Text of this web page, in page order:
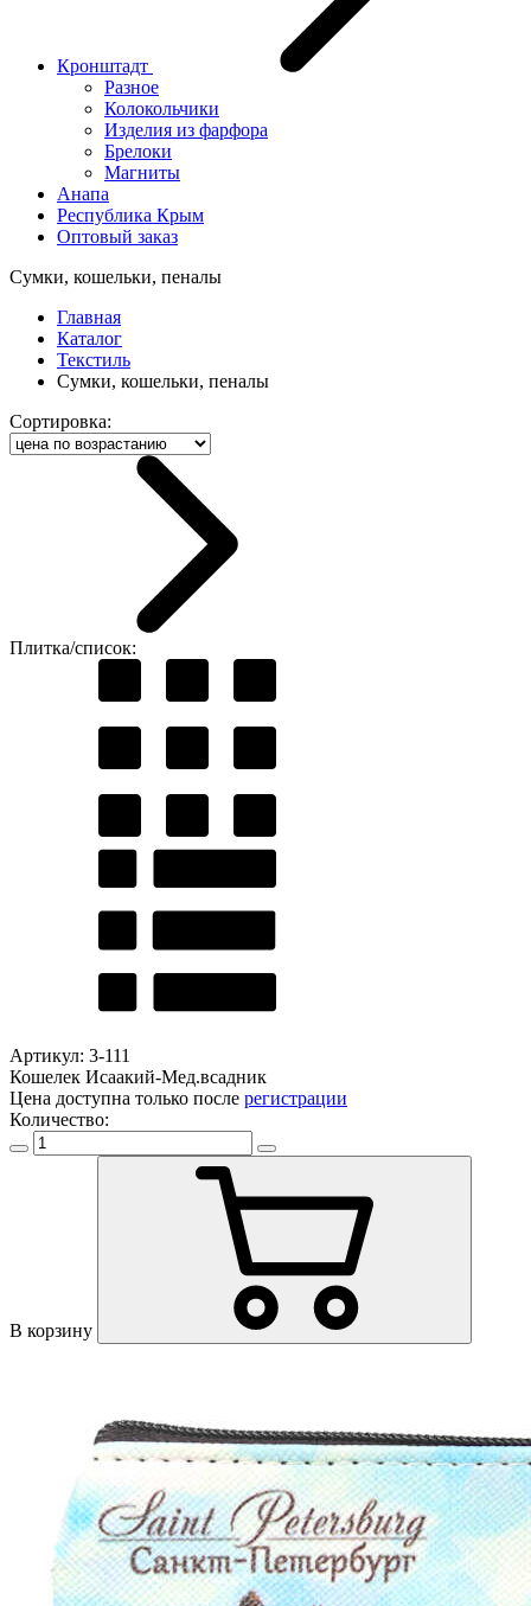
Кронштадт
Разное
Колокольчики
Изделия из фарфора
Брелоки
Магниты
Анапа
Республика Крым
Оптовый заказ
Сумки, кошельки, пеналы
Главная
Каталог
Текстиль
Сумки, кошельки, пеналы
Сортировка:
Плитка/список:
Артикул: 3-111
Кошелек Исаакий-Мед.всадник
Цена доступна только после регистрации
Количество:
В корзину